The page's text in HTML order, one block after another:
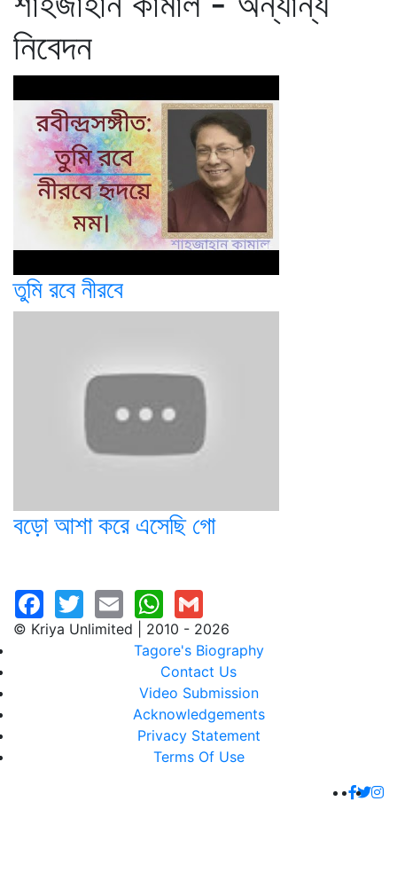
নিবেদন
তুমি রবে নীরবে
বড়ো আশা করে এসেছি গো
© Kriya Unlimited | 2010 - 2026
Tagore's Biography
Contact Us
Video Submission
Acknowledgements
Privacy Statement
Terms Of Use